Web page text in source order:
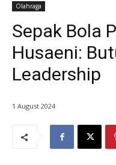
Olahraga
Sepak Bola
Husaeni:
Leadership
1 August 2024